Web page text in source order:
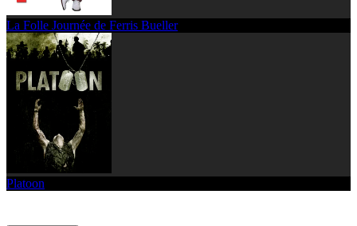
La Folle Journée de Ferris Bueller
Platoon